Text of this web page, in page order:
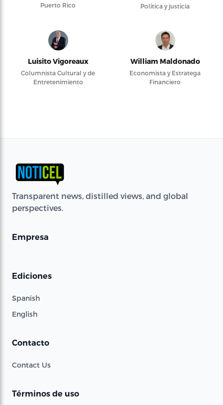
Puerto Rico
Política y justicia
Luisito Vigoreaux
Columnista Cultural y de
Entretenimiento
William Maldonado
Economista y Estratega
Financiero
Transparent news, distilled views, and global
perspectives.
Empresa
Ediciones
Spanish
English
Contacto
Contact Us
Términos de uso